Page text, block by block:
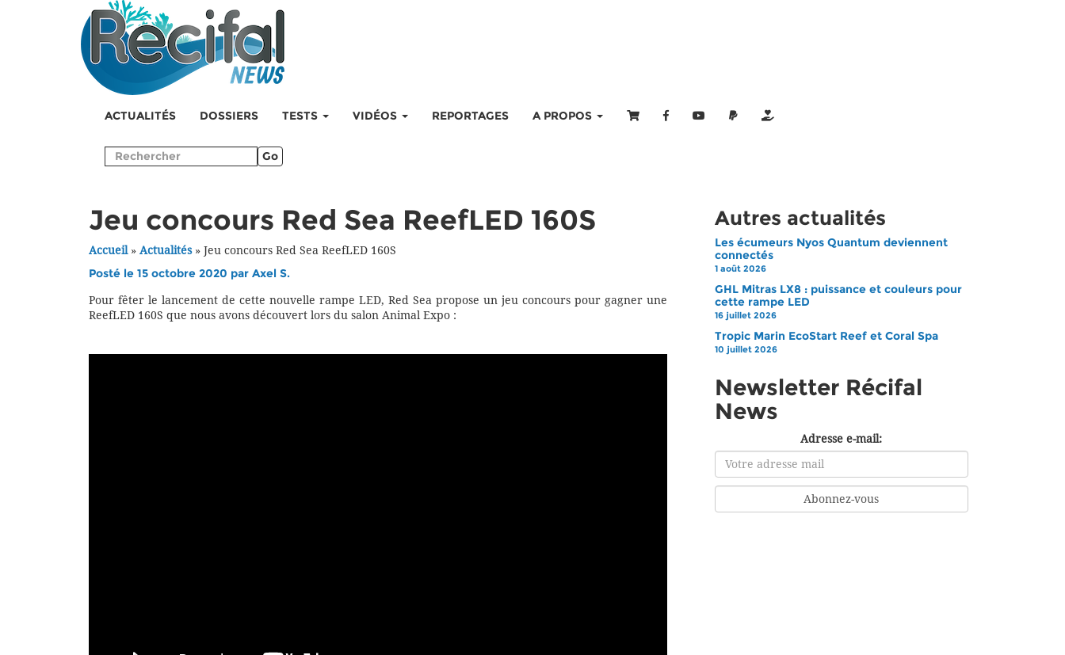
ACTUALITÉS DOSSIERS TESTS VIDÉOS REPORTAGES A PROPOS
Go
Jeu concours Red Sea ReefLED 160S
Accueil» Actualités» Jeu concours Red Sea ReefLED 160S
Posté le 15 octobre 2020 par Axel S.
Pour fêter le lancement de cette nouvelle rampe LED, Red Sea propose un jeu concours pour gagner une
ReefLED 160S que nous avons découvert lors du salon Animal Expo :
Autres actualités
Les écumeurs Nyos Quantum deviennent
connectés
1 août 2026
GHL Mitras LX8 : puissance et couleurs pour
cette rampe LED
16 juillet 2026
Tropic Marin EcoStart Reef et Coral Spa
10 juillet 2026
Newsletter Récifal
News
Adresse e-mail: